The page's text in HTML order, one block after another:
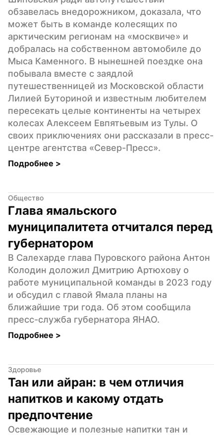
обзавелась внедорожником, доказала, что
может быть в команде колесящих по
арктическим регионам на «москвиче» и
добралась на собственном автомобиле до
Мыса Каменного. В нынешней поездке она
побывала вместе с заядлой
путешественницей из Московской области
Лилией Буториной и известным любителем
пересекать целые континенты на четырех
колесах Алексеем Евпятьевым из Тулы. О
своих приключениях они рассказали в пресс-
центре агентства «Север-Пресс».
Подробнее >
Общество
Глава ямальского
муниципалитета отчитался перед
губернатором
В Салехарде глава Пуровского района Антон
Колодин доложил Дмитрию Артюхову о
работе муниципальной команды в 2023 году
и обсудил с главой Ямала планы на
ближайшие три года. Об этом сообщила
пресс-служба губернатора ЯНАО.
Подробнее >
Здоровье
Тан или айран: в чем отличия
напитков и какому отдать
предпочтение
Освежающие и полезные напитки тан и